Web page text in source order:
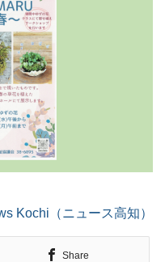
Kochi（ニュース高知）
Share